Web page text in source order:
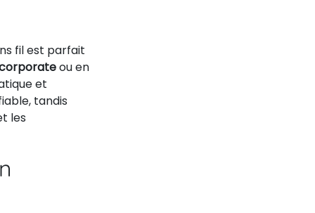
fil est parfait
ou en
et
tandis
les